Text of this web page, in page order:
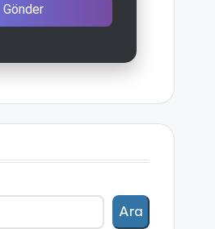
Gönder
Ara